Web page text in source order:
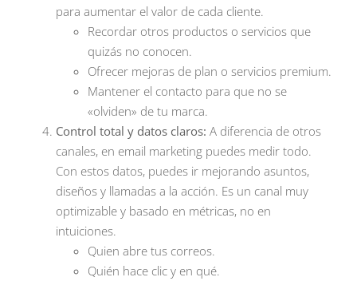
para aumentar el valor de cada cliente.
Recordar otros productos o servicios que
quizás no conocen.
Ofrecer mejoras de plan o servicios premium.
Mantener el contacto para que no se
«olviden» de tu marca.
Control total y datos claros: A diferencia de otros
canales, en email marketing puedes medir todo.
Con estos datos, puedes ir mejorando asuntos,
diseños y llamadas a la acción. Es un canal muy
optimizable y basado en métricas, no en
intuiciones.
Quien abre tus correos.
Quién hace clic y en qué.